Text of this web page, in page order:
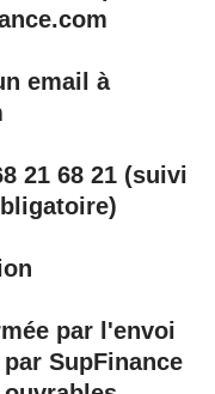
email à
21 68 21 (suivi
par l'envoi
SupFinance